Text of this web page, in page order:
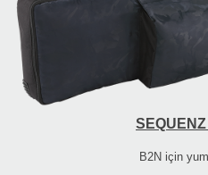
B2N için